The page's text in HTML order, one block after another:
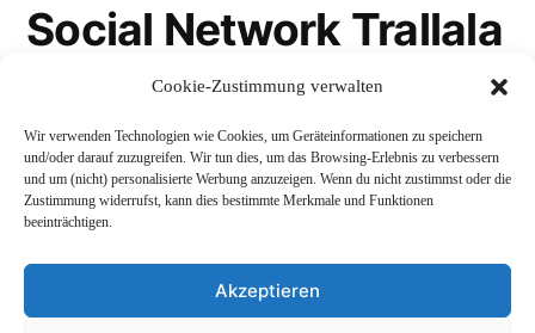
Cookie-Zustimmung verwalten
Wir verwenden Technologien wie Cookies, um Geräteinformationen zu speichern
und/oder darauf zuzugreifen. Wir tun dies, um das Browsing-Erlebnis zu verbessern
und um (nicht) personalisierte Werbung anzuzeigen. Wenn du nicht zustimmst oder die
Zustimmung widerrufst, kann dies bestimmte Merkmale und Funktionen
beeinträchtigen.
Akzeptieren
Social Network Trallala
LinkedIn
Mastodon